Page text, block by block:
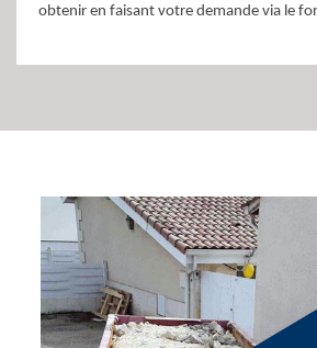
obtenir en faisant votre demande via le